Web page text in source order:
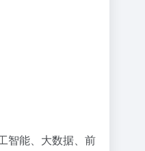
智能、大数据、前